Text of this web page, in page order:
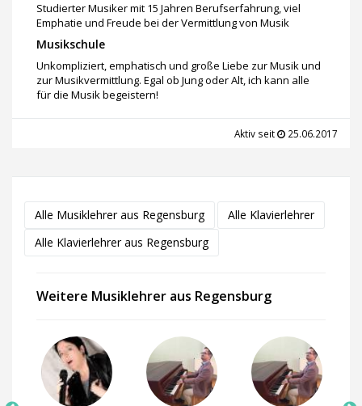
Studierter Musiker mit 15 Jahren Berufserfahrung, viel
Emphatie und Freude bei der Vermittlung von Musik
Musikschule
Unkompliziert, emphatisch und große Liebe zur Musik und
zur Musikvermittlung. Egal ob Jung oder Alt, ich kann alle
für die Musik begeistern!
Aktiv seit 25.06.2017
Alle Musiklehrer aus Regensburg
Alle Klavierlehrer
Alle Klavierlehrer aus Regensburg
Weitere Musiklehrer aus Regensburg